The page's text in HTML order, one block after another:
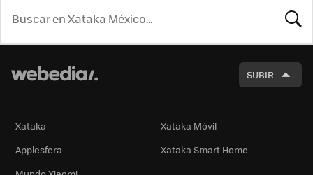
SUBIR
Xataka
Xataka Móvil
Applesfera
Xataka Smart Home